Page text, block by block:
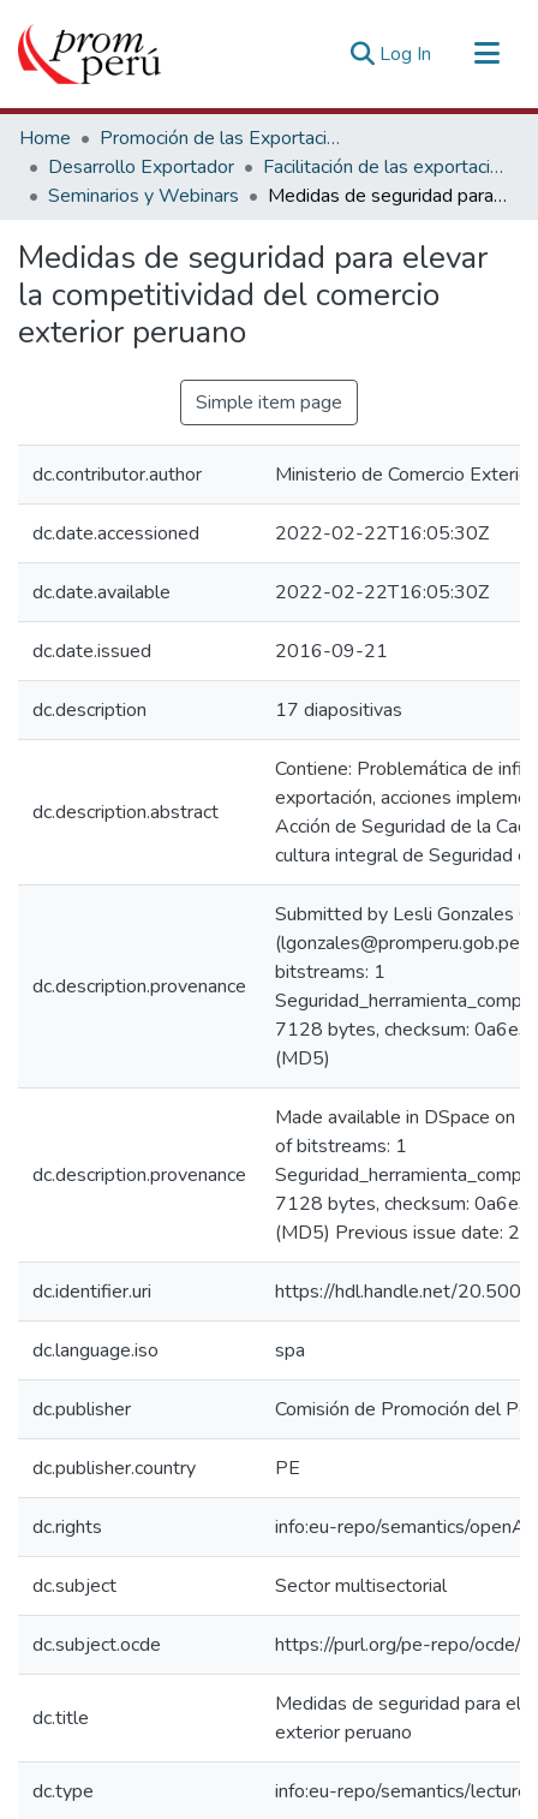
Log In (current)
Communities & Collections
All of DSpace
Statistics
Home
Promoción de las Exportaciones
Desarrollo Exportador
Facilitación de las exportaciones
Seminarios y Webinars
Medidas de seguridad para elevar la competitividad del comercio exterior peruano
Medidas de seguridad para elevar
la competitividad del comercio
exterior peruano
Simple item page
dc.contributor.author Ministerio de Comercio
dc.date.accessioned 2022-02-22T16:05:30Z
dc.date.available 2022-02-22T16:05:30Z
dc.date.issued 2016-09-21
dc.description 17 diapositivas
dc.description.abstract
Contiene: Problemática de
exportación, acciones
Acción de Seguridad de la
cultura integral de Seguridad
dc.description.provenance
Submitted by Lesli Gonzales
bitstreams: 1
7128 bytes, checksum:
(MD5)
dc.description.provenance
Made available in DSpace on
of bitstreams: 1
7128 bytes, checksum:
(MD5) Previous issue date:
dc.identifier.uri https://hdl.handle.net/
dc.language.iso spa
dc.publisher Comisión de Promoción del
dc.publisher.country PE
dc.rights info:eu-repo/semantics/
dc.subject Sector multisectorial
dc.subject.ocde https://purl.org/pe-repo/ocde/
dc.title
Medidas de seguridad para
exterior peruano
dc.type info:eu-repo/semantics/lecture